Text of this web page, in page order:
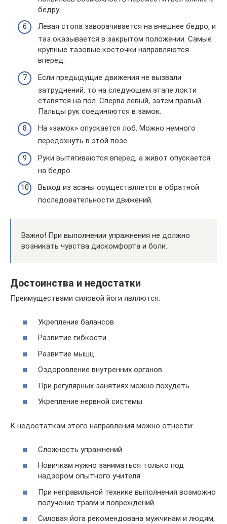
бедру.
Левая стопа заворачивается на внешнее бедро, и
таз оказывается в закрытом положении. Самые
крупные тазовые косточки направляются
вперед.
Если предыдущие движения не вызвали
затруднений, то на следующем этапе локти
ставятся на пол. Сперва левый, затем правый.
Пальцы рук соединяются в замок.
На «замок» опускается лоб. Можно немного
передохнуть в этой позе.
Руки вытягиваются вперед, а живот опускается
на бедро.
Выход из асаны осуществляется в обратной
последовательности движений.
Важно! При выполнении упражнения не должно
возникать чувства дискомфорта и боли.
Достоинства и недостатки
Преимуществами силовой йоги являются:
Укрепление балансов
Развитие гибкости
Развитие мышц
Оздоровление внутренних органов
При регулярных занятиях можно похудеть
Укрепление нервной системы
К недостаткам этого направления можно отнести:
Сложность упражнений
Новичкам нужно заниматься только под
надзором опытного учителя
При неправильной технике выполнения возможно
получение травм и повреждений
Силовая йога рекомендована мужчинам и людям,